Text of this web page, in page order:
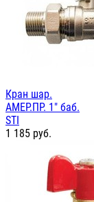
Кран шар.
АМЕР.ПР. 1" баб.
STI
1 185 руб.